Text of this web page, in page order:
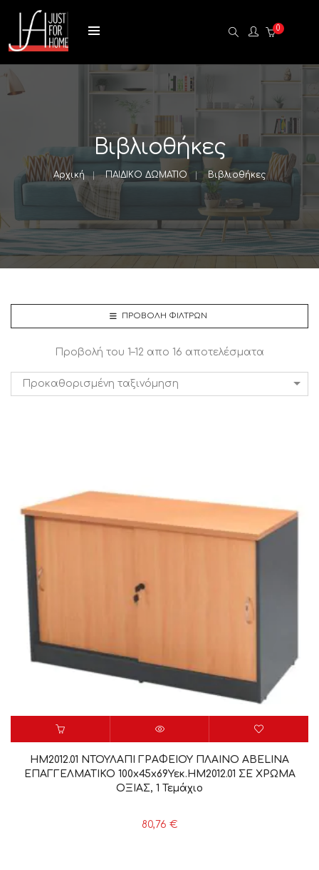
0
Βιβλιοθήκες
Αρχική ΠΑΙΔΙΚΟ ΔΩΜΑΤΙΟ Βιβλιοθήκες
ΠΡΟΒΟΛΉ ΦΊΛΤΡΩΝ
Προβολή του 1–12 απο 16 αποτελέσματα
Προκαθορισμένη ταξινόμηση
HM2012.01 ΝΤΟΥΛΑΠΙ ΓΡΑΦΕΙΟΥ ΠΛΑΙΝΟ ABELINA
ΕΠΑΓΓΕΛΜΑΤΙΚΟ 100x45x69Υεκ.HM2012.01 ΣΕ ΧΡΩΜΑ
ΟΞΙΑΣ, 1 Τεμάχιο
80,76 €